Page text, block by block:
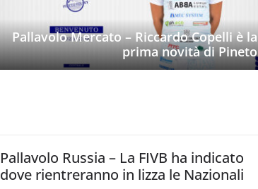
Pallavolo Mercato – Riccardo Copelli è la
prima novità di Pineto
Pallavolo Russia – La FIVB ha indicato
dove rientreranno in lizza le Nazionali